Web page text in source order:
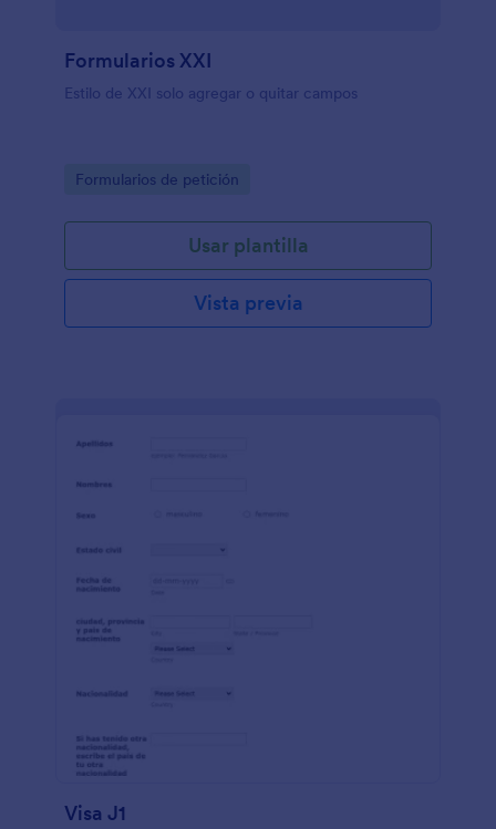
Formularios XXI
Estilo de XXI solo agregar o quitar campos
Go to Category:
Formularios de petición
Usar plantilla
Vista previa
Visa J1